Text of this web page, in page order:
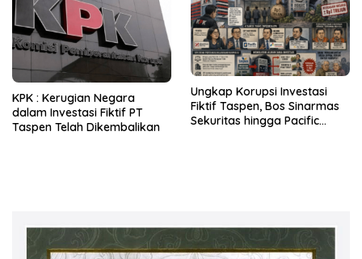
KPK : Kerugian Negara
dalam Investasi Fiktif PT
Taspen Telah Dikembalikan
Ungkap Korupsi Investasi
Fiktif Taspen, Bos Sinarmas
Sekuritas hingga Pacific